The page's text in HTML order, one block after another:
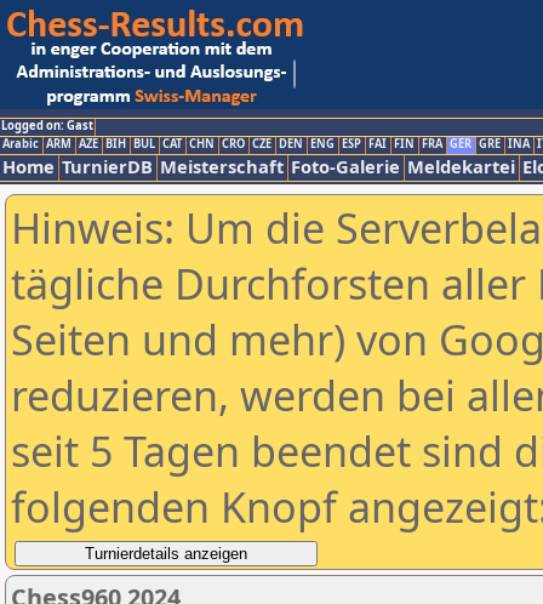
Logged on: Gast
Arabic ARM AZE BIH BUL CAT CHN CRO CZE DEN ENG ESP FAI FIN FRA GER GRE INA
Home TurnierDB Meisterschaft Foto-Galerie Meldekartei
Hinweis: Um die
tägliche Durchforsten aller
Seiten und mehr) von
reduzieren, werden bei
seit 5 Tagen beendet sind
folgenden Knopf
Chess960 2024